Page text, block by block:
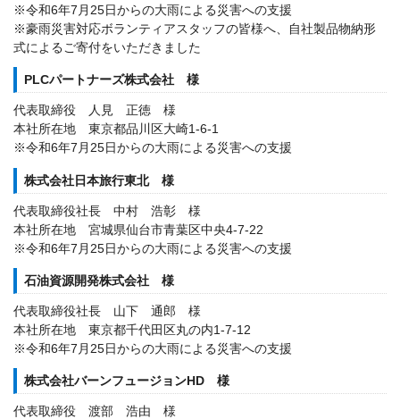
※令和6年7月25日からの大雨による災害への支援
※豪雨災害対応ボランティアスタッフの皆様へ、自社製品物納形
式によるご寄付をいただきました
PLCパートナーズ株式会社 様
代表取締役 人見 正徳 様
本社所在地 東京都品川区大崎1-6-1
※令和6年7月25日からの大雨による災害への支援
株式会社日本旅行東北 様
代表取締役社長 中村 浩彰 様
本社所在地 宮城県仙台市青葉区中央4-7-22
※令和6年7月25日からの大雨による災害への支援
石油資源開発株式会社 様
代表取締役社長 山下 通郎 様
本社所在地 東京都千代田区丸の内1-7-12
※令和6年7月25日からの大雨による災害への支援
株式会社バーンフュージョンHD 様
代表取締役 渡部 浩由 様